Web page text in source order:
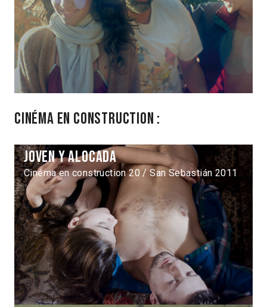
Cinéma en construction :
Joven y alocada
Cinéma en construction 20 / San Sebastián 2011